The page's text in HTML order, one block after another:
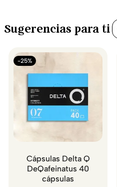
Sugerencias para ti
-25%
Cápsulas Delta Q
DeQafeinatus 40
cápsulas